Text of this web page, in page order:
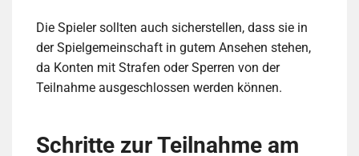
Die Spieler sollten auch sicherstellen, dass sie in
der Spielgemeinschaft in gutem Ansehen stehen,
da Konten mit Strafen oder Sperren von der
Teilnahme ausgeschlossen werden können.
Schritte zur Teilnahme am